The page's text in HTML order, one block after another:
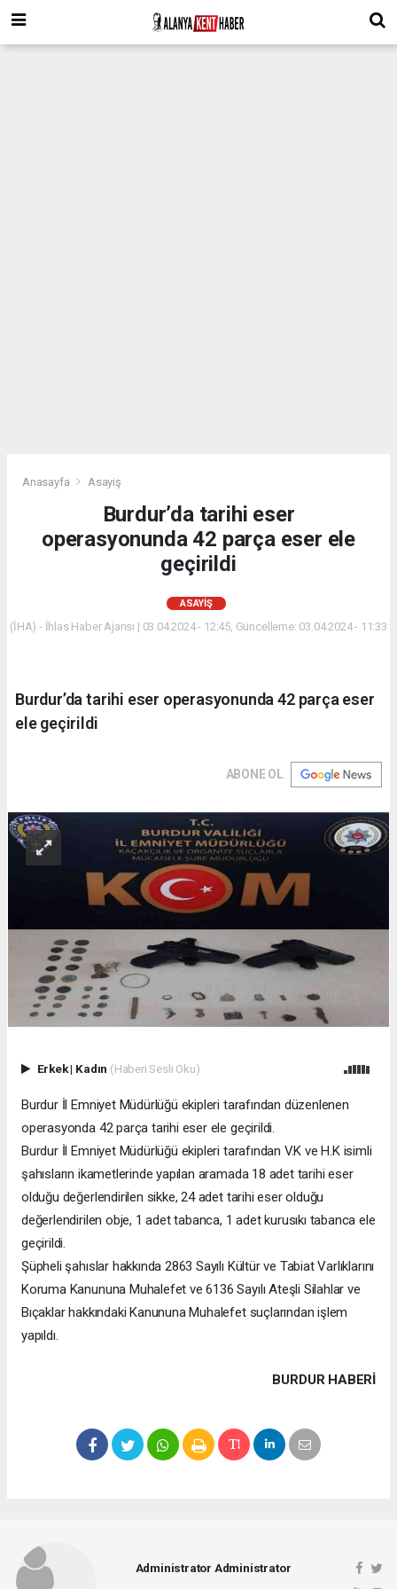
Anasayfa Asayiş
Burdur’da tarihi eser
operasyonunda 42 parça eser ele
geçirildi
ASAYIŞ
(İHA) - İhlas Haber Ajansı | 03.04.2024 - 12:45, Güncelleme: 03.04.2024 - 11:33
Burdur’da tarihi eser operasyonunda 42 parça eser
ele geçirildi
ABONE OL
Erkek| Kadın (Haberi Sesli Oku)
Burdur İl Emniyet Müdürlüğü ekipleri tarafından düzenlenen
operasyonda 42 parça tarihi eser ele geçirildi.
Burdur İl Emniyet Müdürlüğü ekipleri tarafından V.K ve H.K isimli
şahısların ikametlerinde yapılan aramada 18 adet tarihi eser
olduğu değerlendirilen sikke, 24 adet tarihi eser olduğu
değerlendirilen obje, 1 adet tabanca, 1 adet kurusıkı tabanca ele
geçirildi.
Şüpheli şahıslar hakkında 2863 Sayılı Kültür ve Tabiat Varlıklarını
Koruma Kanununa Muhalefet ve 6136 Sayılı Ateşli Silahlar ve
Bıçaklar hakkındaki Kanununa Muhalefet suçlarından işlem
yapıldı.
BURDUR HABERİ
Administrator Administrator